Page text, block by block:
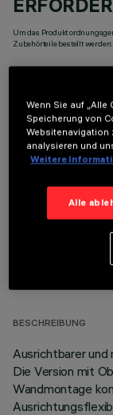
Um das Produkt
Zubehörteile bestellt werden:
BESCHREIBUNG
Ausrichtbarer
Die Version mit
Wandmontage
Wenn Sie auf
Speicherung von
Websitenavigation
analysieren und
Weitere
Alle